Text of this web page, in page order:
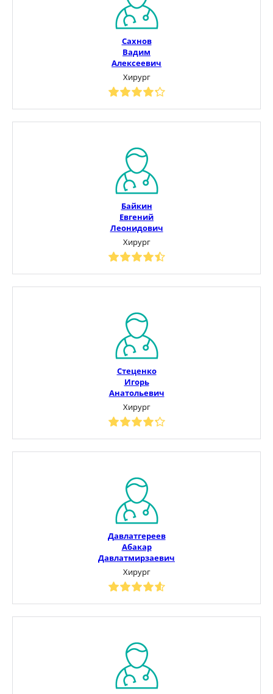
Сахнов
Вадим
Алексеевич
Хирург
Байкин
Евгений
Леонидович
Хирург
Стеценко
Игорь
Анатольевич
Хирург
Давлатгереев
Абакар
Давлатмирзаевич
Хирург